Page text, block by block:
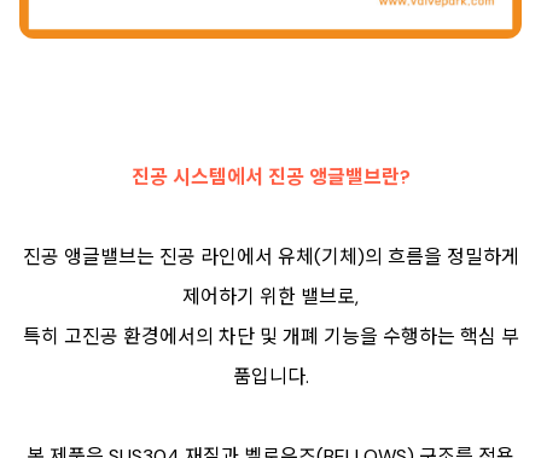
진공 시스템에서 진공 앵글밸브란?
진공 앵글밸브는 진공 라인에서 유체(기체)의 흐름을 정밀하게
제어하기 위한 밸브로,
특히 고진공 환경에서의 차단 및 개폐 기능을 수행하는 핵심 부
품입니다.